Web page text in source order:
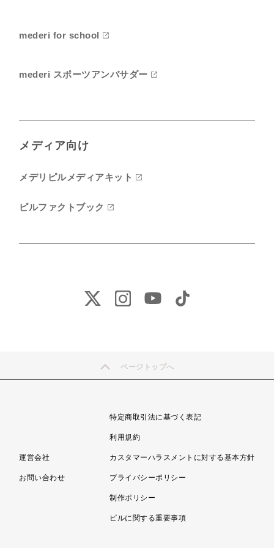
mederi for school
mederi スポーツアンバサダー
メディア向け
メデリピルメディアキット
ピルファクトブック
ページトップへ
運営会社
お問い合わせ
特定商取引法に基づく表記
利用規約
カスタマーハラスメントに対する基本方針
プライバシーポリシー
制作ポリシー
ピルに関する重要事項